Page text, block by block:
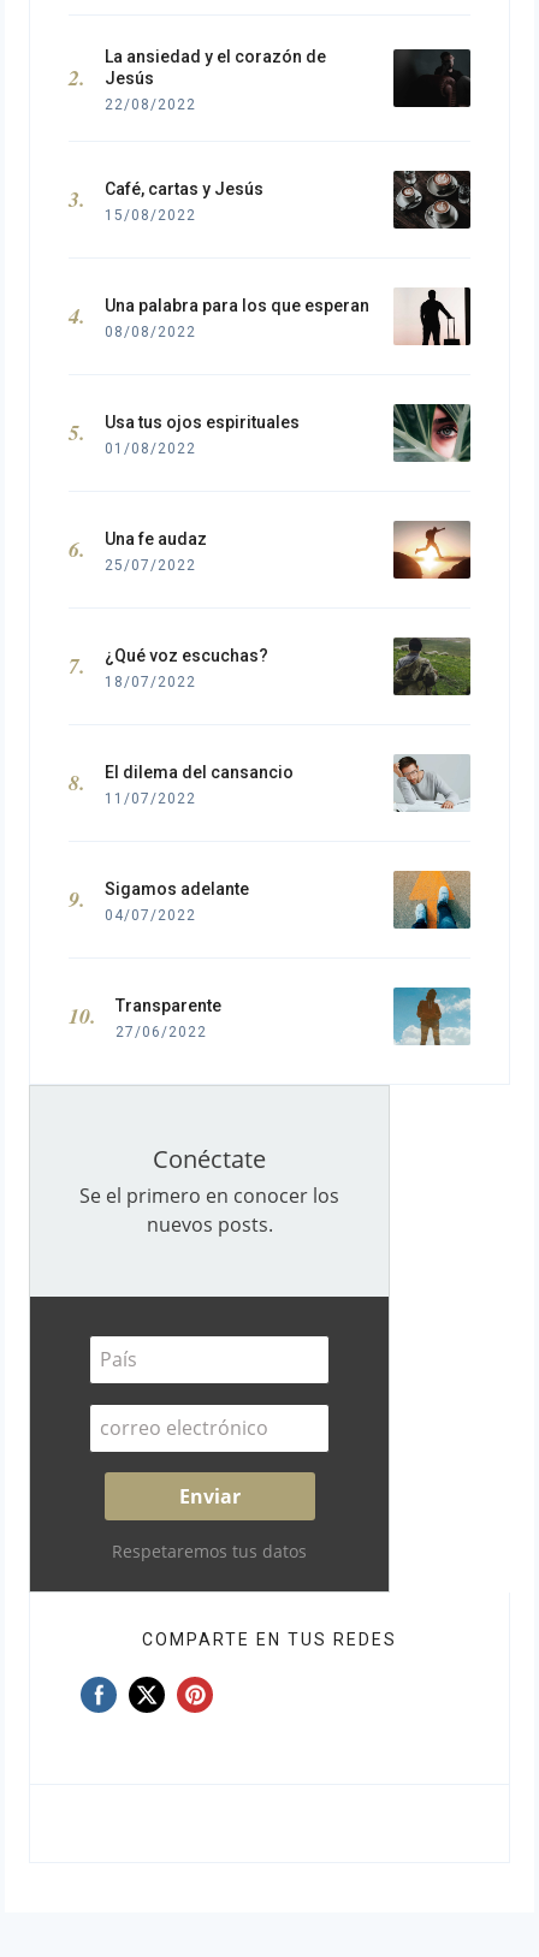
La ansiedad y el corazón de
Jesús
22/08/2022
Café, cartas y Jesús
15/08/2022
Una palabra para los que esperan
08/08/2022
Usa tus ojos espirituales
01/08/2022
Una fe audaz
25/07/2022
¿Qué voz escuchas?
18/07/2022
El dilema del cansancio
11/07/2022
Sigamos adelante
04/07/2022
Transparente
27/06/2022
Conéctate
Se el primero en conocer los
nuevos posts.
Respetaremos tus datos
COMPARTE EN TUS REDES